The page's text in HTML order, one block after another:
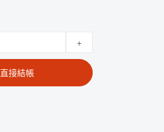
+
直接結帳